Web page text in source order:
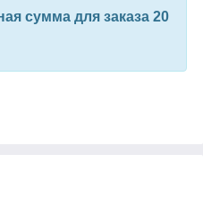
сумма для заказа 20